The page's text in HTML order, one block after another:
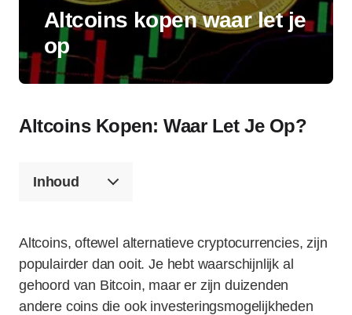
Altcoins kopen waar let je
op
Altcoins Kopen: Waar Let Je Op?
Inhoud
Altcoins, oftewel alternatieve cryptocurrencies, zijn
populairder dan ooit. Je hebt waarschijnlijk al
gehoord van Bitcoin, maar er zijn duizenden
andere coins die ook investeringsmogelijkheden